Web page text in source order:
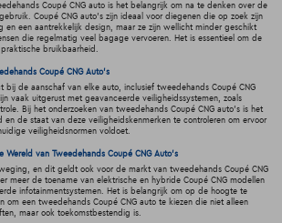
Coupé CNG auto is het belangrijk om na te denken over de
Coupé CNG auto's zijn ideaal voor diegenen die op zoek zijn
en een aantrekkelijk design, maar ze zijn wellicht minder geschikt
die regelmatig veel bagage vervoeren. Het is essentieel om de
bruikbaarheid.
Coupé CNG Auto's
bij de aanschaf van elke auto, inclusief tweedehands Coupé CNG
vaak uitgerust met geavanceerde veiligheidssystemen, zoals
Bij het onderzoeken van tweedehands Coupé CNG auto's is het
en de staat van deze veiligheidskenmerken te controleren om ervoor
veiligheidsnormen voldoet.
Wereld van Tweedehands Coupé CNG Auto's
en dit geldt ook voor de markt van tweedehands Coupé CNG
meer de toename van elektrische en hybride Coupé CNG modellen
infotainmentsystemen. Het is belangrijk om op de hoogte te
om een tweedehands Coupé CNG auto te kiezen die niet alleen
maar ook toekomstbestendig is.